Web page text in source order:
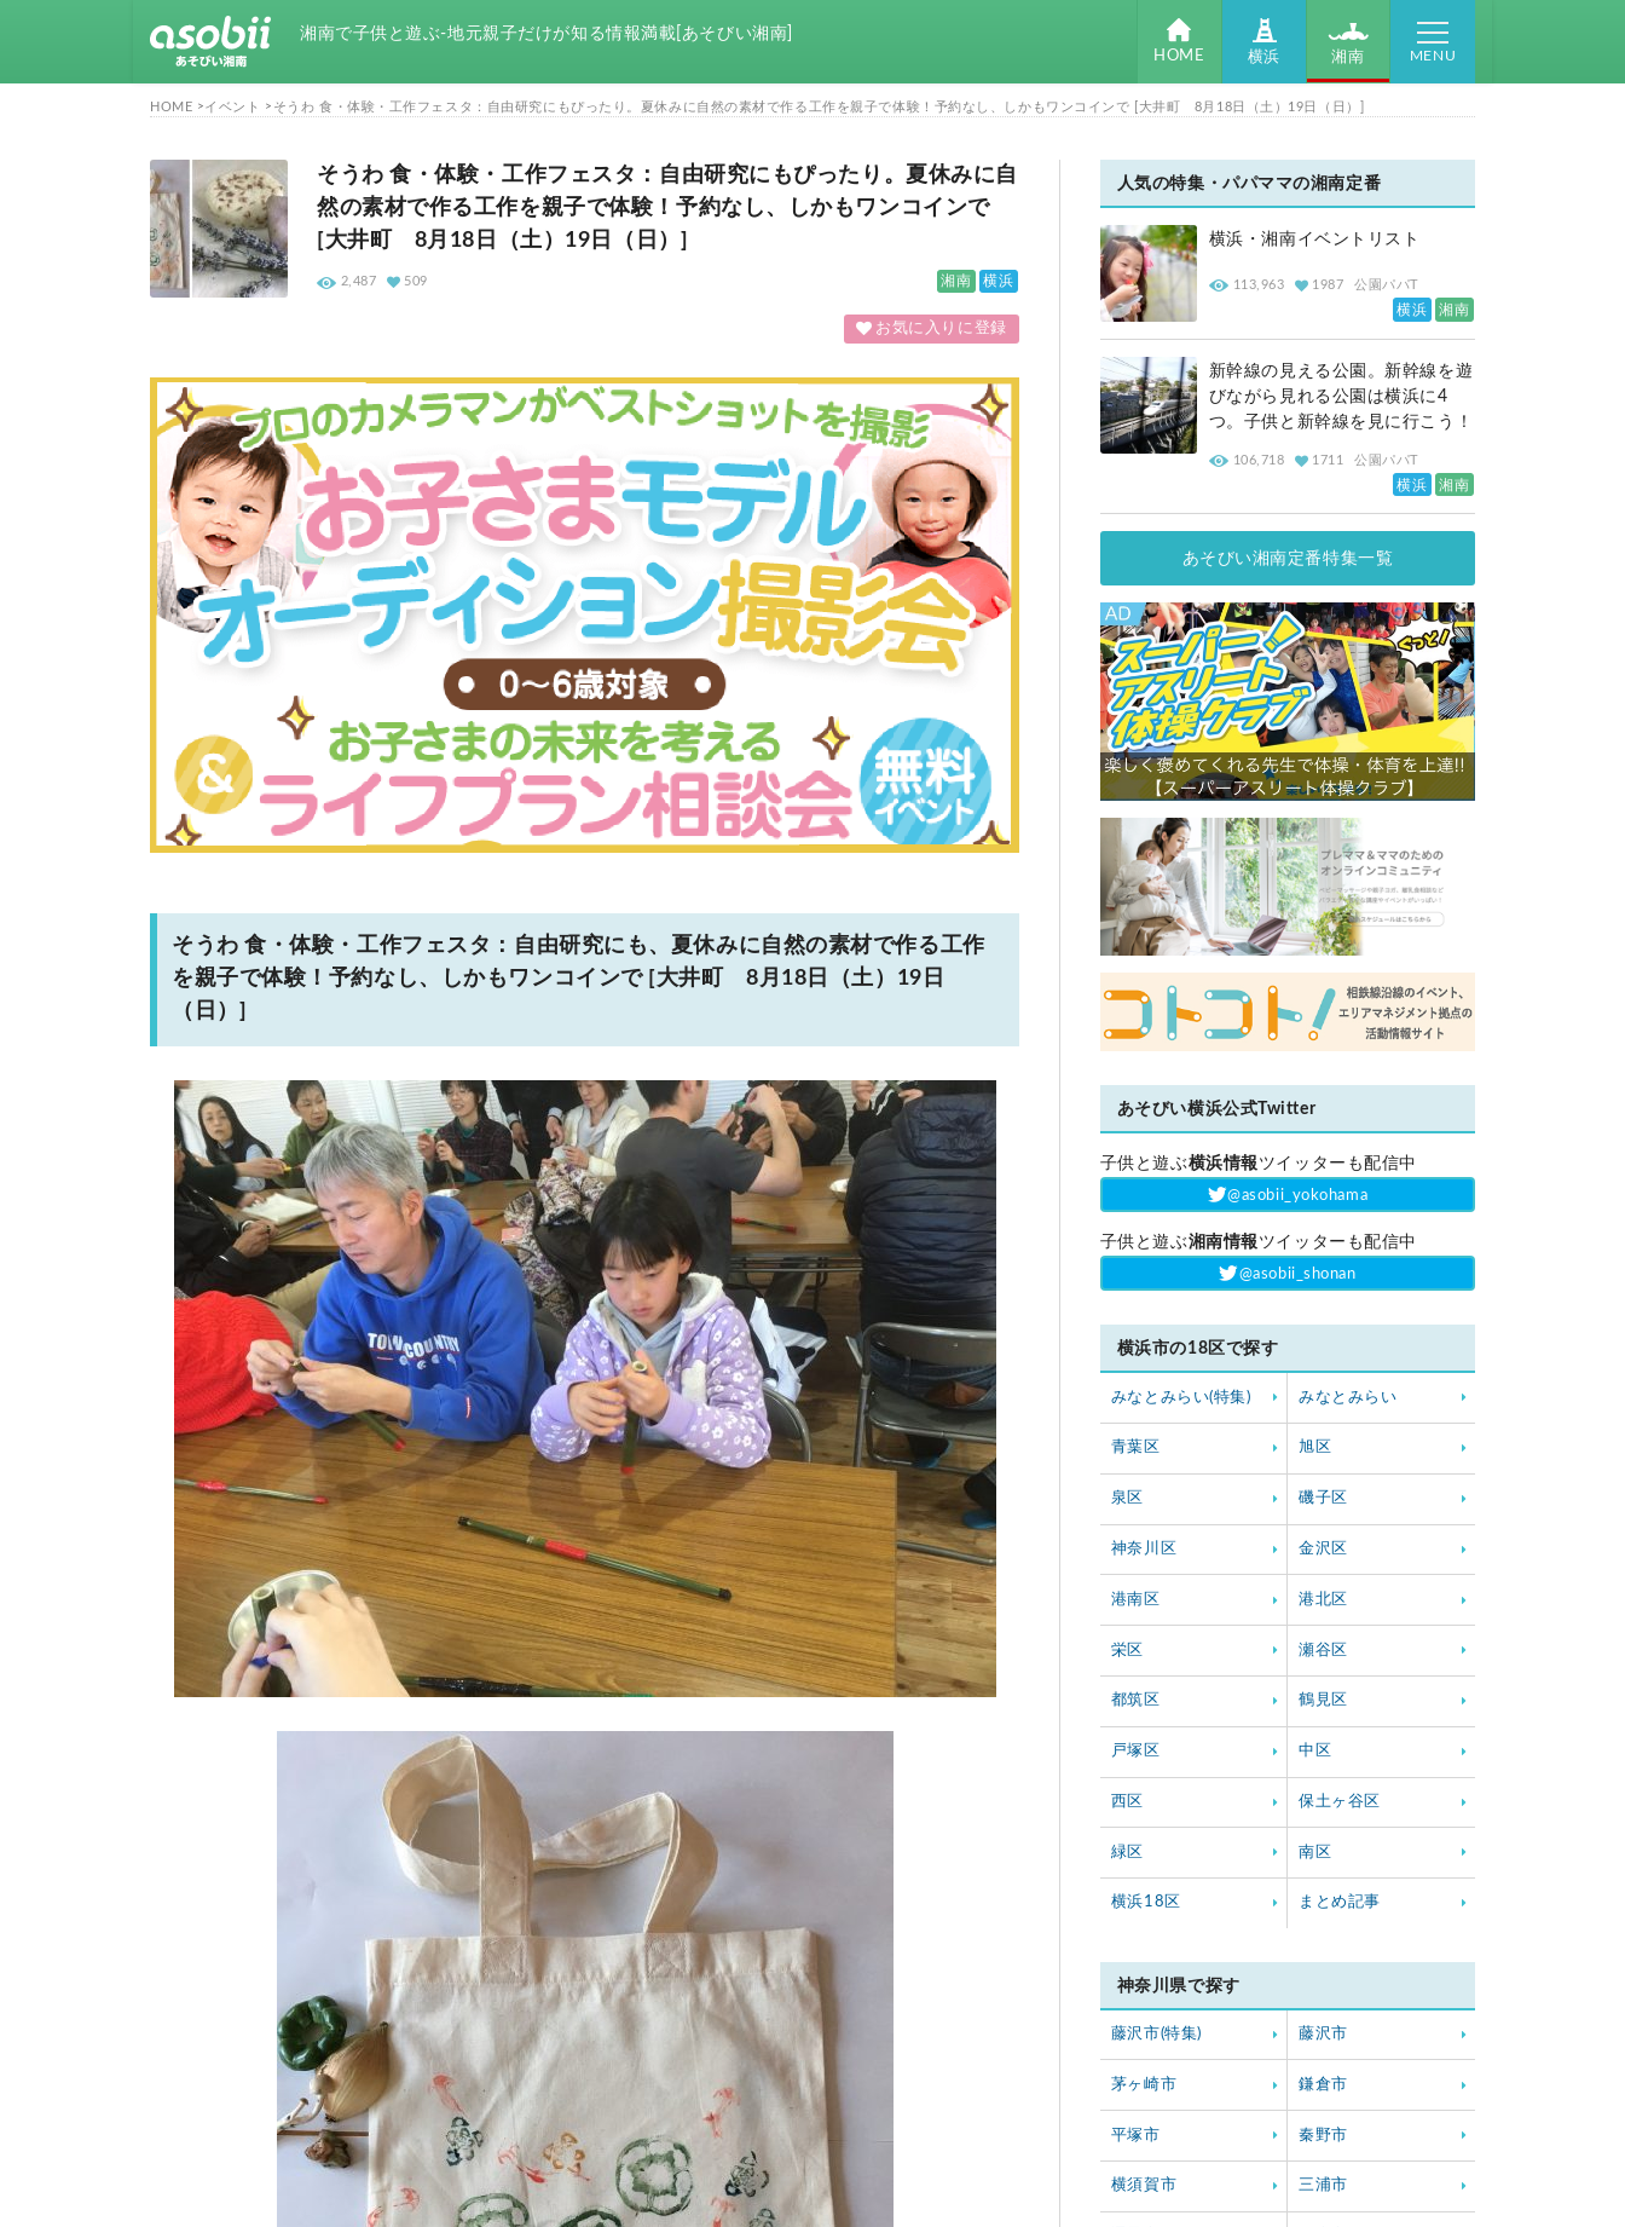
湘南で子供と遊ぶ-地元親子だけが知る情報満載[あそびい湘南]
HOME 横浜 湘南 MENU
HOME イベント そうわ 食・体験・工作フェスタ：自由研究にもぴったり。夏休みに自然の素材で作る工作を親子で体験！予約なし、しかもワンコインで [大井町 8月18日（土）19日（日）]
そうわ 食・体験・工作フェスタ：自由研究にもぴったり。夏休みに自
然の素材で作る工作を親子で体験！予約なし、しかもワンコインで
[大井町 8月18日（土）19日（日）]
湘南 横浜
2,487 509
お気に入りに登録
そうわ 食・体験・工作フェスタ：自由研究にも、夏休みに自然の素材で作る工作
を親子で体験！予約なし、しかもワンコインで [大井町 8月18日（土）19日
（日）]
人気の特集・パパママの湘南定番
横浜・湘南イベントリスト
113,963 1987 公園パパT
横浜 湘南
新幹線の見える公園。新幹線を遊
びながら見れる公園は横浜に4
つ。子供と新幹線を見に行こう！
106,718 1711 公園パパT
横浜 湘南
あそびい湘南定番特集一覧
あそびい横浜公式Twitter
子供と遊ぶ横浜情報 ツイッターも配信中
‎@asobii_yokohama
子供と遊ぶ湘南情報 ツイッターも配信中
‎@asobii_shonan
横浜市の18区で探す
みなとみらい(特集) みなとみらい
青葉区 旭区
泉区 磯子区
神奈川区 金沢区
港南区 港北区
栄区 瀬谷区
都筑区 鶴見区
戸塚区 中区
西区 保土ヶ谷区
緑区 南区
横浜18区 まとめ記事
神奈川県で探す
藤沢市(特集) 藤沢市
茅ヶ崎市 鎌倉市
平塚市 秦野市
横須賀市 三浦市